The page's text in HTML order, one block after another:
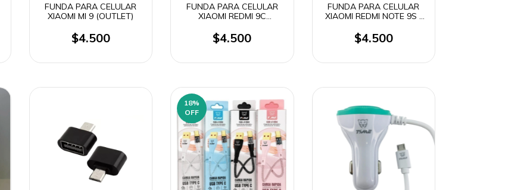
FUNDA PARA CELULAR
XIAOMI MI 9 (OUTLET)
$4.500
FUNDA PARA CELULAR
XIAOMI REDMI 9C
$4.500
FUNDA PARA CELULAR
XIAOMI REDMI NOTE 9S /
PRO MAX /POCO M2 PRO
(OUTLET)
$4.500
18%
OFF